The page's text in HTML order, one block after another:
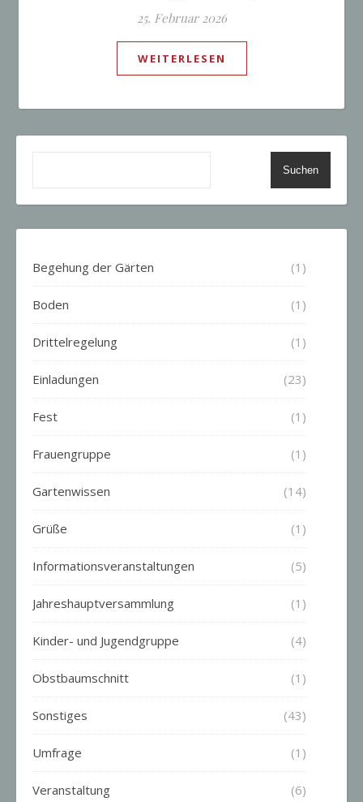
25. Februar 2026
WEITERLESEN
Suchen
Begehung der Gärten (1)
Boden (1)
Drittelregelung (1)
Einladungen (23)
Fest (1)
Frauengruppe (1)
Gartenwissen (14)
Grüße (1)
Informationsveranstaltungen (5)
Jahreshauptversammlung (1)
Kinder- und Jugendgruppe (4)
Obstbaumschnitt (1)
Sonstiges (43)
Umfrage (1)
Veranstaltung (6)